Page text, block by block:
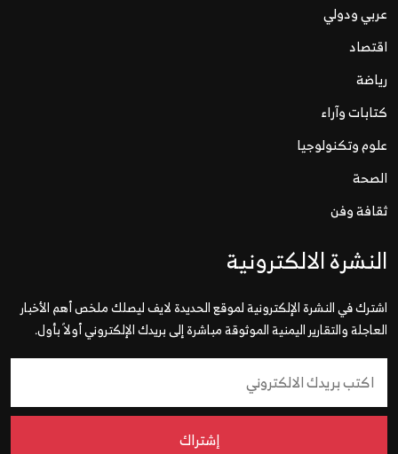
عربي ودولي
اقتصاد
رياضة
كتابات وآراء
علوم وتكنولوجيا
الصحة
ثقافة وفن
النشرة الالكترونية
اشترك في النشرة الإلكترونية لموقع الحديدة لايف ليصلك ملخص أهم الأخبار
العاجلة والتقارير اليمنية الموثوقة مباشرة إلى بريدك الإلكتروني أولاً بأول.
إشتراك